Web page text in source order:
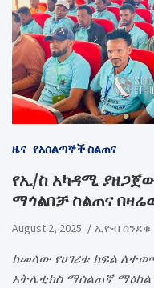
ዜና የአሰልጣኞች ስልጠና
የኢ/ስ አካዳሚ
ማጎልበቻ ስልጠና
August 2, 2025 ኢዮብ ሰንደቁ
ከመላው የሀገሪቱ ክፍል
አትሌቲክስ ማሰልጠኛ